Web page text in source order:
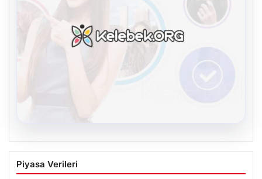
Kelebek chat adresi İle Çevrim içi
İletişimin Güvenli Adresi Ve Sohbet
Piyasa Verileri